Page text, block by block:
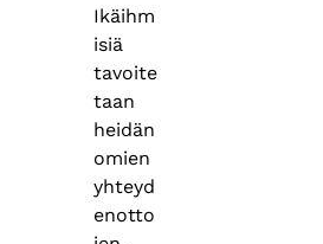
Ikäihm
isiä
tavoite
taan
heidän
omien
yhteyd
enotto